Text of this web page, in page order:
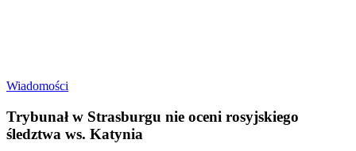
Wiadomości
Trybunał w Strasburgu nie oceni rosyjskiego
śledztwa ws. Katynia